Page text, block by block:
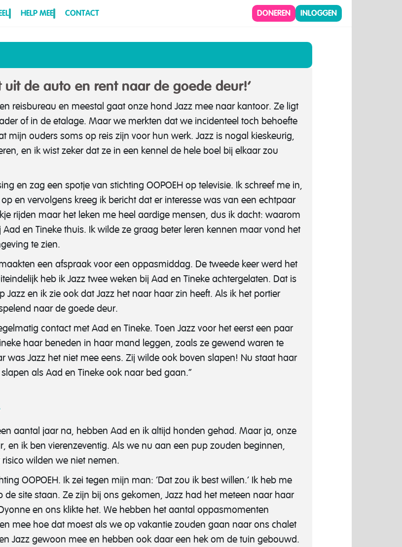
HELP MEE CONTACT DONEREN INLOGGEN
uit de auto en rent naar de goede deur!’
reisbureau en meestal gaat onze hond Jazz mee naar kantoor. Ze ligt
of in de etalage. Maar we merkten dat we incidenteel toch behoefte
mijn ouders soms op reis zijn voor hun werk. Jazz is nogal kieskeurig,
en ik wist zeker dat ze in een kennel de hele boel bij elkaar zou
en zag een spotje van stichting OOPOEH op televisie. Ik schreef me in,
en vervolgens kreeg ik bericht dat er interesse was van een echtpaar
rijden maar het leken me heel aardige mensen, dus ik dacht: waarom
en Tineke thuis. Ik wilde ze graag beter leren kennen maar vond het
te zien.
een afspraak voor een oppasmiddag. De tweede keer werd het
heb ik Jazz twee weken bij Aad en Tineke achtergelaten. Dat is
en ik zie ook dat Jazz het naar haar zin heeft. Als ik het portier
naar de goede deur.
contact met Aad en Tineke. Toen Jazz voor het eerst een paar
haar beneden in haar mand leggen, zoals ze gewend waren te
Jazz het niet mee eens. Zij wilde ook boven slapen! Nu staat haar
als Aad en Tineke ook naar bed gaan.”
aantal jaar na, hebben Aad en ik altijd honden gehad. Maar ja, onze
en ik ben vierenzeventig. Als we nu aan een pup zouden beginnen,
wilden we niet nemen.
OOPOEH. Ik zei tegen mijn man: ‘Dat zou ik best willen.’ Ik heb me
site staan. Ze zijn bij ons gekomen, Jazz had het meteen naar haar
en ons klikte het. We hebben het aantal oppasmomenten
mee hoe dat moest als we op vakantie zouden gaan naar ons chalet
Jazz gewoon mee en hebben ook daar een hek om de tuin gebouwd.